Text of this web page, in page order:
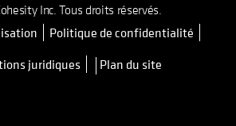
Inc. Tous droits réservés.
s’ouvre dans un nouvel onglet
Politique de confidentialité
juridiques
Plan du site